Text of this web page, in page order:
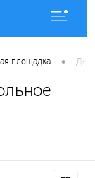
площадка •